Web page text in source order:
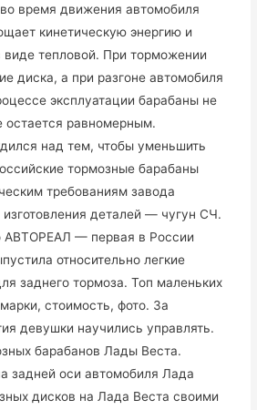
время движения автомобиля
кинетическую энергию и
виде тепловой. При торможении
диска, а при разгоне автомобиля
эксплуатации барабаны не
остается равномерным.
над тем, чтобы уменьшить
тормозные барабаны
требованиям завода
деталей — чугун СЧ.
АВТОРЕАЛ — первая в России
относительно легкие
заднего тормоза. Топ маленьких
стоимость, фото. За
девушки научились управлять.
барабанов Лады Веста.
задней оси автомобиля Лада
дисков на Лада Веста своими